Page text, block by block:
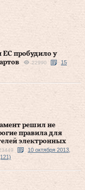
пробудило у
22990
15
решил не
правила для
электронных
10 октября 2013,